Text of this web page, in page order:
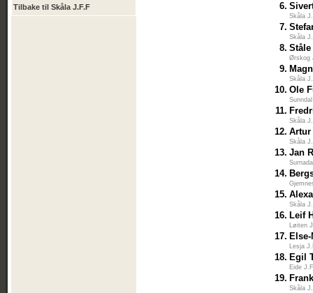
Tilbake til Skåla J.F.F 6.
Skåla
7.
Skåla
8.
Ørskog
9.
Skåla
10. Ole
11.
Skåla
12. Artur
Skåla
13. Jan
14.
15.
Skåla
16. Leif
Løiten
17.
Lesja
18. Egil
Eide
19.
Skåla